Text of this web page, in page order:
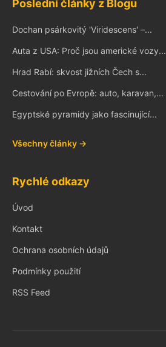
Poslední články z Blogu
Dochan psárkovitý 'Viridescens' –...
Auta z USA: Proč jsou americké vozy...
Hrad Rabí: skvost jižních Čech s...
Cestování po Evropě: auto, karavan,...
Egyptské pyramidy jako fascinující...
Všechny články →
Rychlé odkazy
Úvod
Kontakt
Ochrana osobních údajů
Podmínky použití
RSS Feed